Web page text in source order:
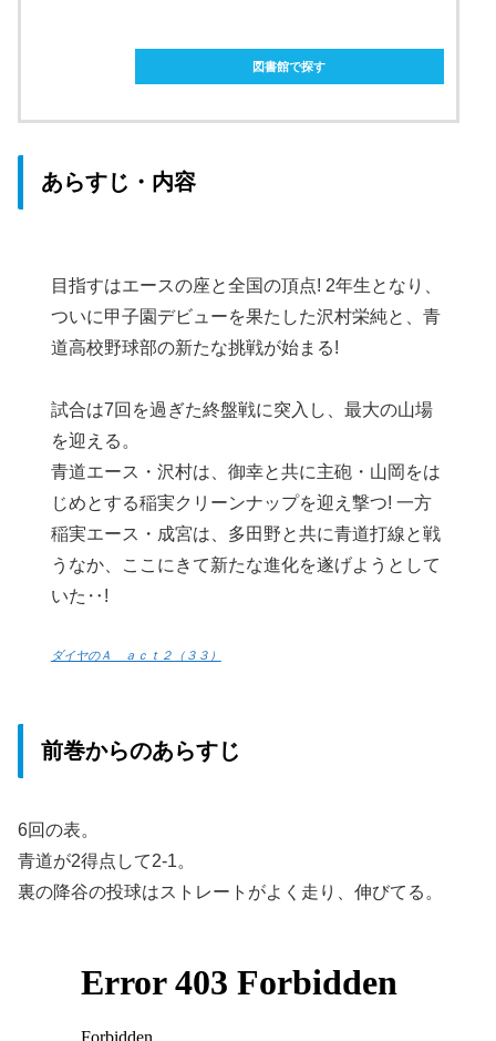
図書館で探す
あらすじ・内容
目指すはエースの座と全国の頂点! 2年生となり、
ついに甲子園デビューを果たした沢村栄純と、青
道高校野球部の新たな挑戦が始まる!
試合は7回を過ぎた終盤戦に突入し、最大の山場
を迎える。
青道エース・沢村は、御幸と共に主砲・山岡をは
じめとする稲実クリーンナップを迎え撃つ! 一方
稲実エース・成宮は、多田野と共に青道打線と戦
うなか、ここにきて新たな進化を遂げようとして
いた‥!
ダイヤのＡ ａｃｔ２（３３）
前巻からのあらすじ
6回の表。
青道が2得点して2-1。
裏の降谷の投球はストレートがよく走り、伸びてる。